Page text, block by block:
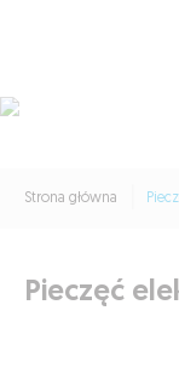
Strona główna
Pieczęć